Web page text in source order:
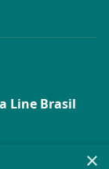
Line Brasil
- São Paulo -
×